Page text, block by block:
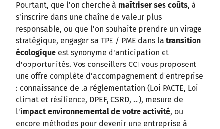
Pourtant, que l'on cherche à maîtriser ses coûts, à
s'inscrire dans une chaîne de valeur plus
responsable, ou que l'on souhaite prendre un virage
stratégique, engager sa TPE / PME dans la transition
écologique est synonyme d'anticipation et
d'opportunités. Vos conseillers CCI vous proposent
une offre complète d’accompagnement d’entreprise
: connaissance de la réglementation (Loi PACTE, Loi
climat et résilience, DPEF, CSRD, ...), mesure de
l'impact environnemental de votre activité, ou
encore méthodes pour devenir une entreprise à